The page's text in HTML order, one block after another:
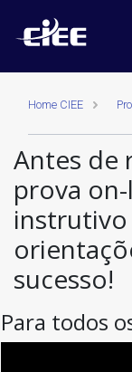
Home CIEE
Antes de
prova
sucesso!
Para todos